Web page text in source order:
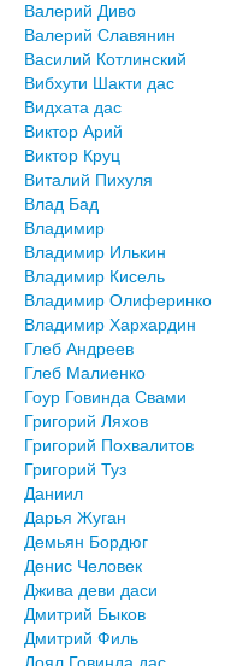
Валерий Диво
Валерий Славянин
Василий Котлинский
Вибхути Шакти дас
Видхата дас
Виктор Арий
Виктор Круц
Виталий Пихуля
Влад Бад
Владимир
Владимир Илькин
Владимир Кисель
Владимир Олиферинко
Владимир Хархардин
Глеб Андреев
Глеб Малиенко
Гоур Говинда Свами
Григорий Ляхов
Григорий Похвалитов
Григорий Туз
Даниил
Дарья Жуган
Демьян Бордюг
Денис Человек
Джива деви даси
Дмитрий Быков
Дмитрий Филь